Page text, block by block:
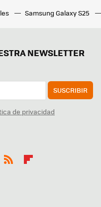
Samsung Galaxy S25
NEWSLETTER
SUSCRIBIR
de privacidad